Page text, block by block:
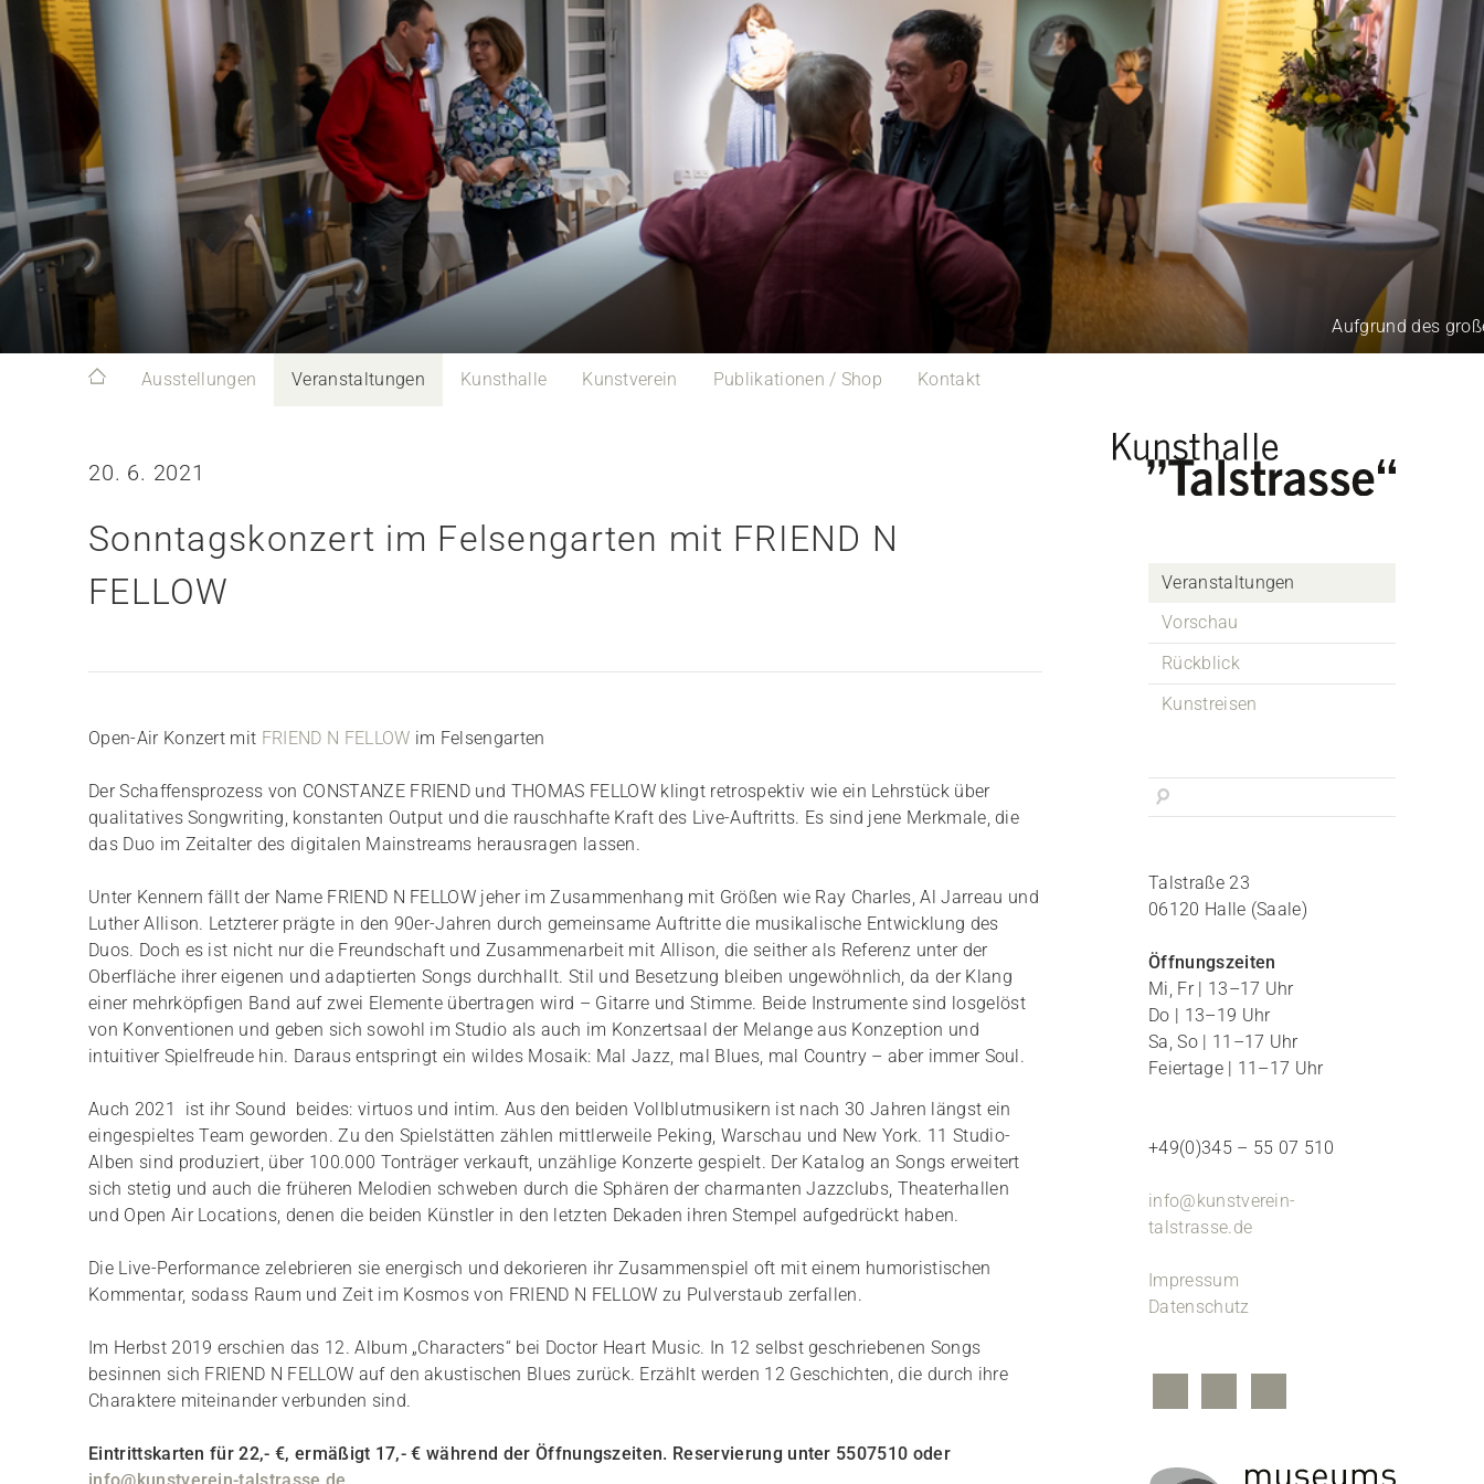
Aufgrund des großen
Ausstellungen Veranstaltungen Kunsthalle Kunstverein Publikationen / Shop Kontakt
Veranstaltungen
Vorschau
Rückblick
Kunstreisen
20. 6. 2021
Sonntagskonzert im Felsengarten mit FRIEND N
FELLOW
Open-Air Konzert mit FRIEND N FELLOW im Felsengarten
Der Schaffensprozess von CONSTANZE FRIEND und THOMAS FELLOW klingt retrospektiv wie ein Lehrstück über
qualitatives Songwriting, konstanten Output und die rauschhafte Kraft des Live-Auftritts. Es sind jene Merkmale, die
das Duo im Zeitalter des digitalen Mainstreams herausragen lassen.
Unter Kennern fällt der Name FRIEND N FELLOW jeher im Zusammenhang mit Größen wie Ray Charles, Al Jarreau und
Luther Allison. Letzterer prägte in den 90er-Jahren durch gemeinsame Auftritte die musikalische Entwicklung des
Duos. Doch es ist nicht nur die Freundschaft und Zusammenarbeit mit Allison, die seither als Referenz unter der
Oberfläche ihrer eigenen und adaptierten Songs durchhallt. Stil und Besetzung bleiben ungewöhnlich, da der Klang
einer mehrköpfigen Band auf zwei Elemente übertragen wird – Gitarre und Stimme. Beide Instrumente sind losgelöst
von Konventionen und geben sich sowohl im Studio als auch im Konzertsaal der Melange aus Konzeption und
intuitiver Spielfreude hin. Daraus entspringt ein wildes Mosaik: Mal Jazz, mal Blues, mal Country – aber immer Soul.
Auch 2021 ist ihr Sound beides: virtuos und intim. Aus den beiden Vollblutmusikern ist nach 30 Jahren längst ein
eingespieltes Team geworden. Zu den Spielstätten zählen mittlerweile Peking, Warschau und New York. 11 Studio-
Alben sind produziert, über 100.000 Tonträger verkauft, unzählige Konzerte gespielt. Der Katalog an Songs erweitert
sich stetig und auch die früheren Melodien schweben durch die Sphären der charmanten Jazzclubs, Theaterhallen
und Open Air Locations, denen die beiden Künstler in den letzten Dekaden ihren Stempel aufgedrückt haben.
Die Live-Performance zelebrieren sie energisch und dekorieren ihr Zusammenspiel oft mit einem humoristischen
Kommentar, sodass Raum und Zeit im Kosmos von FRIEND N FELLOW zu Pulverstaub zerfallen.
Im Herbst 2019 erschien das 12. Album „Characters“ bei Doctor Heart Music. In 12 selbst geschriebenen Songs
besinnen sich FRIEND N FELLOW auf den akustischen Blues zurück. Erzählt werden 12 Geschichten, die durch ihre
Charaktere miteinander verbunden sind.
Eintrittskarten für 22,- €, ermäßigt 17,- € während der Öffnungszeiten. Reservierung unter 5507510 oder
Talstraße 23
06120 Halle (Saale)
Öffnungszeiten
Mi, Fr | 13–17 Uhr
Do | 13–19 Uhr
Sa, So | 11–17 Uhr
Feiertage | 11–17 Uhr
+49(0)345 – 55 07 510
info@kunstverein-
talstrasse.de
Impressum
Datenschutz